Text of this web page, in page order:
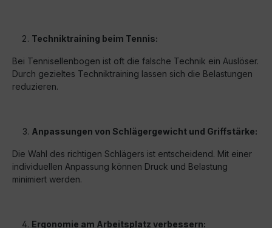
Techniktraining beim Tennis:
Bei Tennisellenbogen ist oft die falsche Technik ein Auslöser.
Durch gezieltes Techniktraining lassen sich die Belastungen
reduzieren.
Anpassungen von Schlägergewicht und Griffstärke:
Die Wahl des richtigen Schlägers ist entscheidend. Mit einer
individuellen Anpassung können Druck und Belastung
minimiert werden.
Ergonomie am Arbeitsplatz verbessern: